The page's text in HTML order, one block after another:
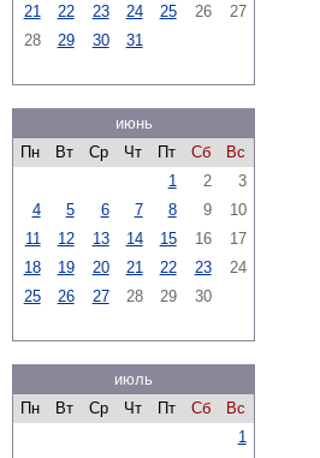
21
22 23 24 25 26
27
28
29 30 31
июнь
Пн
Вт Ср Чт Пт Сб
Вс
1
2
3
4
5 6 7 8 9
10
11
12 13 14 15 16
17
18
19 20 21 22 23
24
25
26 27 28 29 30
июль
Пн
Вт Ср Чт Пт Сб
Вс
1